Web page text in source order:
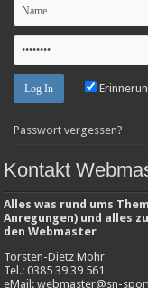
Passwort vergessen?
Kontakt
Alles was rund ums
Anregungen) und alles
den Webmaster
Torsten-Dietz Mohr
Tel.: 0385 39 39 561
eMail: webmaster@sn-